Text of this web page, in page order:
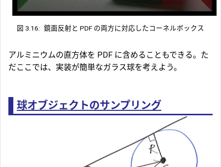
図 3.16: 鏡面反射と PDF の両方に対応したコーネルボックス
アルミニウムの直方体を PDF に含めることもできる。た
だここでは、実装が簡単なガラス球を考えよう。
球オブジェクトのサンプリング